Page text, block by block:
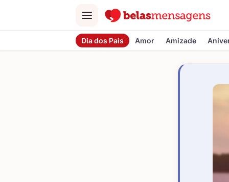
Menu
Dia dos Pais Amor Amizade